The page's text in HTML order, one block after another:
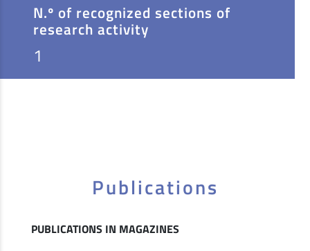
N.º of recognized sections of
research activity
1
Publications
PUBLICATIONS IN MAGAZINES